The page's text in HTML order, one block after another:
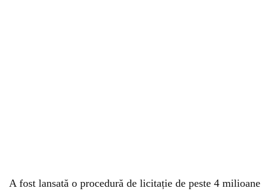
A fost lansată o procedură de licitație de peste 4 milioane